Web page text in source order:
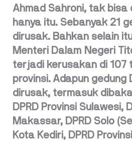
Ahmad Sahroni, tak bisa
hanya itu. Sebanyak 21
dirusak. Bahkan selain
Menteri Dalam Negeri
terjadi kerusakan di 107
provinsi. Adapun gedung
dirusak, termasuk
DPRD Provinsi Sulawesi,
Makassar, DPRD Solo
Kota Kediri, DPRD